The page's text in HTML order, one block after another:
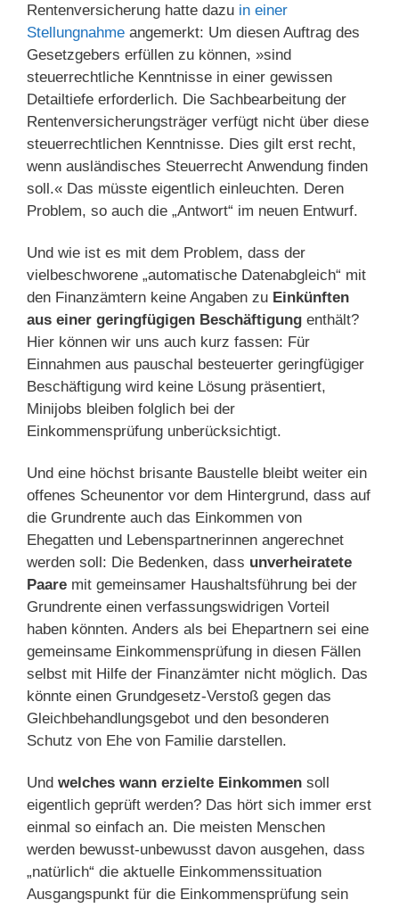
Rentenversicherung hatte dazu in einer
Stellungnahme angemerkt: Um diesen Auftrag des
Gesetzgebers erfüllen zu können, »sind
steuerrechtliche Kenntnisse in einer gewissen
Detailtiefe erforderlich. Die Sachbearbeitung der
Rentenversicherungsträger verfügt nicht über diese
steuerrechtlichen Kenntnisse. Dies gilt erst recht,
wenn ausländisches Steuerrecht Anwendung finden
soll.« Das müsste eigentlich einleuchten. Deren
Problem, so auch die „Antwort“ im neuen Entwurf.
Und wie ist es mit dem Problem, dass der
vielbeschworene „automatische Datenabgleich“ mit
den Finanzämtern keine Angaben zu Einkünften
aus einer geringfügigen Beschäftigung enthält?
Hier können wir uns auch kurz fassen: Für
Einnahmen aus pauschal besteuerter geringfügiger
Beschäftigung wird keine Lösung präsentiert,
Minijobs bleiben folglich bei der
Einkommensprüfung unberücksichtigt.
Und eine höchst brisante Baustelle bleibt weiter ein
offenes Scheunentor vor dem Hintergrund, dass auf
die Grundrente auch das Einkommen von
Ehegatten und Lebenspartnerinnen angerechnet
werden soll: Die Bedenken, dass unverheiratete
Paare mit gemeinsamer Haushaltsführung bei der
Grundrente einen verfassungswidrigen Vorteil
haben könnten. Anders als bei Ehepartnern sei eine
gemeinsame Einkommensprüfung in diesen Fällen
selbst mit Hilfe der Finanzämter nicht möglich. Das
könnte einen Grundgesetz-Verstoß gegen das
Gleichbehandlungsgebot und den besonderen
Schutz von Ehe von Familie darstellen.
Und welches wann erzielte Einkommen soll
eigentlich geprüft werden? Das hört sich immer erst
einmal so einfach an. Die meisten Menschen
werden bewusst-unbewusst davon ausgehen, dass
„natürlich“ die aktuelle Einkommenssituation
Ausgangspunkt für die Einkommensprüfung sein